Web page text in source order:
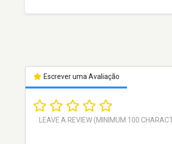
Escrever uma Avaliação